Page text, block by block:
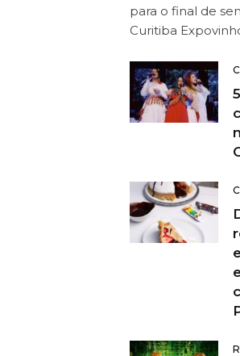
para o final de
Curitiba